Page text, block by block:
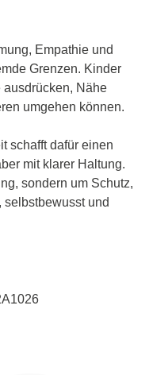
Empathie und
Grenzen. Kinder
Nähe
umgehen können.
schafft dafür einen
mit klarer Haltung.
sondern um Schutz,
selbstbewusst und